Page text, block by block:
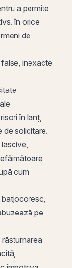
a permite
în orice
de
inexacte
în lanț,
de solicitare.
cum
batjocoresc,
pe